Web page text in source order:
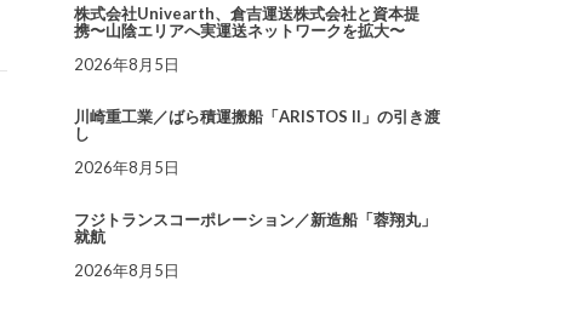
株式会社Univearth、倉吉運送株式会社と資本提
携〜山陰エリアへ実運送ネットワークを拡大〜
2026年8月5日
川崎重工業／ばら積運搬船「ARISTOS II」の引き渡
し
2026年8月5日
フジトランスコーポレーション／新造船「蓉翔丸」
就航
2026年8月5日